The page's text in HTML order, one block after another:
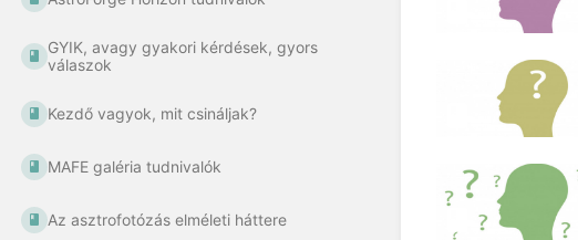
GYIK, avagy gyakori kérdések, gyors
válaszok
Kezdő vagyok, mit csináljak?
MAFE galéria tudnivalók
Az asztrofotózás elméleti háttere